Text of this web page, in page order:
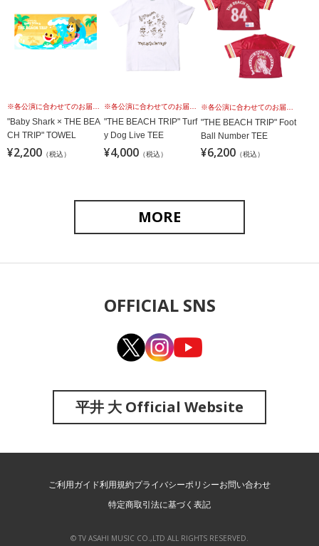
※各公演に合わせてのお届けではございませんこと、予めご理解の上、お買い求めください。
"Baby Shark × THE BEA
CH TRIP" TOWEL
¥2,200 （税込）
※各公演に合わせてのお届けではございませんこと、予めご理解の上、お買い求めください。
"THE BEACH TRIP" Turf
y Dog Live TEE
¥4,000 （税込）
※各公演に合わせてのお届けではございませんこと、予めご理解の上、お買い求めください。
"THE BEACH TRIP" Foot
Ball Number TEE
¥6,200 （税込）
MORE
OFFICIAL SNS
平井 大 Official Website
ご利用ガイド利用規約プライバシーポリシーお問い合わせ
特定商取引法に基づく表記
© TV ASAHI MUSIC CO.,LTD ALL RIGHTS RESERVED.